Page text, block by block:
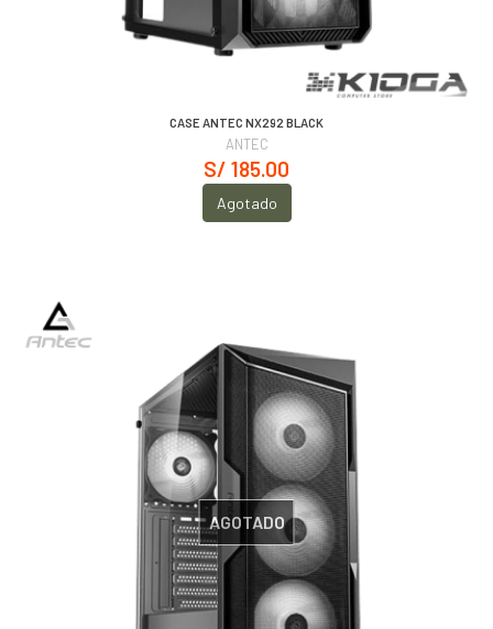
CASE ANTEC NX292 BLACK
ANTEC
S/ 185.00
Agotado
AGOTADO